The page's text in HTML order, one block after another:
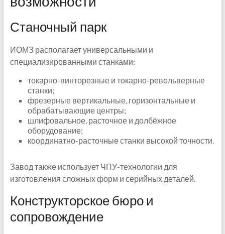
Станочный парк
ИОМЗ располагает универсальными и
специализированными станками:
токарно-винторезные и токарно-револьверные
станки;
фрезерные вертикальные, горизонтальные и
обрабатывающие центры;
шлифовальное, расточное и долбёжное
оборудование;
координатно-расточные станки высокой точности.
Завод также использует ЧПУ-технологии для
изготовления сложных форм и серийных деталей.
Конструкторское бюро и
сопровождение